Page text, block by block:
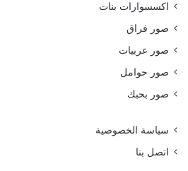
اكسسوارات بنات
صور فراق
صور عربيات
صور حوامل
صور بحبك
سياسة الخصوصية
اتصل بنا